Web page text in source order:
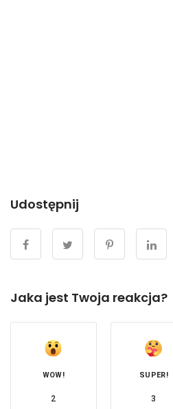
Udostępnij
Jaka jest Twoja reakcja?
WOW!
2
SUPER!
3